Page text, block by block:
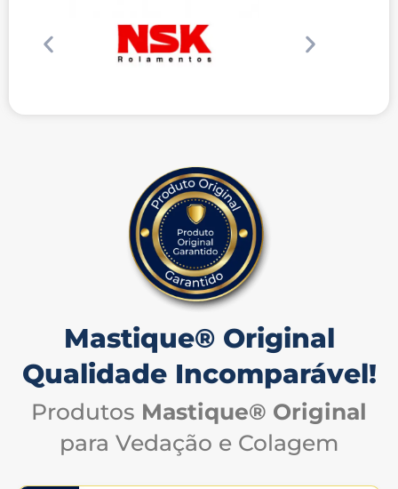
Produtos Mastique® Original
para Vedação e Colagem
Mastique® Original
Qualidade Incomparável!